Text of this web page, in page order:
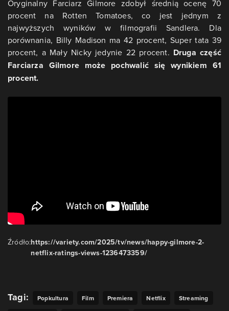
Oryginalny Farciarz Gilmore zdobył średnią ocenę 70
procent na Rotten Tomatoes, co jest jednym z
najwyższych wyników w filmografii Sandlera. Dla
porównania, Billy Madison ma 42 procent, Super tata 39
procent, a Mały Nicky jedynie 22 procent. Druga część
Farciarza Gilmore może pochwalić się wynikiem 61
procent.
Źródło:https://variety.com/2025/tv/news/happy-gilmore-2-
netflix-ratings-views-1236473359/
Tagi: Popkultura Film Premiera Netflix
Streaming